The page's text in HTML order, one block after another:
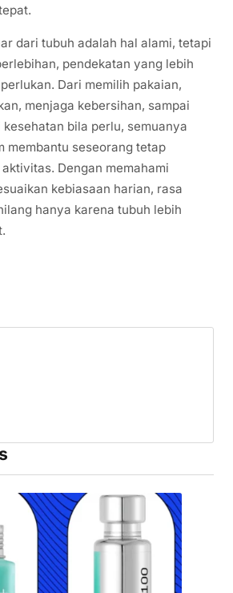
dari tubuh adalah hal alami, tetapi
pendekatan yang lebih
Dari memilih pakaian,
menjaga kebersihan, sampai
bila perlu, semuanya
membantu seseorang tetap
Dengan memahami
kebiasaan harian, rasa
hanya karena tubuh lebih